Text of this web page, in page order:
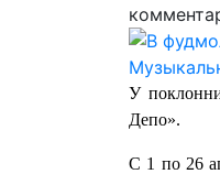
У
Депо».
С 1 по 26